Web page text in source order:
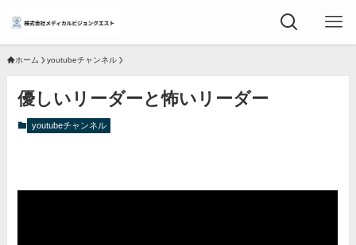
ホーム youtubeチャンネル
優しいリーダーと怖いリーダー
youtubeチャンネル